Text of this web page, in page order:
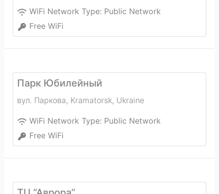
WiFi Network Type: Public Network
Free WiFi
Парк Юбилейный
вул. Паркова, Kramatorsk, Ukraine
WiFi Network Type: Public Network
Free WiFi